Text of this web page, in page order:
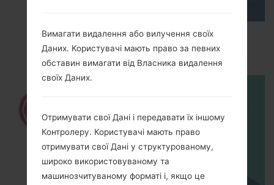
How to Enable Developer Options & USB
Debugging on LG ?
Вимагати видалення або вилучення своїх
Даних. Користувачі мають право за певних
обставин вимагати від Власника видалення
своїх Даних.
Отримувати свої Дані і передавати їх іншому
Контролеру. Користувачі мають право
отримувати свої Дані у структурованому,
широко використовуваному та
машинозчитуваному форматі і, якщо це